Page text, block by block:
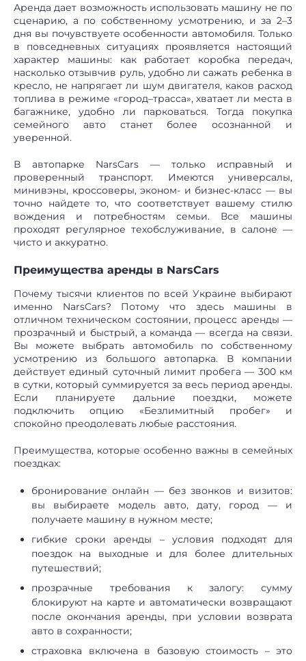
Аренда дает возможность использовать машину не по
сценарию, а по собственному усмотрению, и за 2–3
дня вы почувствуете особенности автомобиля. Только
в повседневных ситуациях проявляется настоящий
характер машины: как работает коробка передач,
насколько отзывчив руль, удобно ли сажать ребенка в
кресло, не напрягает ли шум двигателя, каков расход
топлива в режиме «город–трасса», хватает ли места в
багажнике, удобно ли парковаться. Тогда покупка
семейного авто станет более осознанной и
уверенной.
В автопарке NarsCars — только исправный и
проверенный транспорт. Имеются универсалы,
минивэны, кроссоверы, эконом- и бизнес-класс — вы
точно найдете то, что соответствует вашему стилю
вождения и потребностям семьи. Все машины
проходят регулярное техобслуживание, в салоне —
чисто и аккуратно.
Преимущества аренды в NarsCars
Почему тысячи клиентов по всей Украине выбирают
именно NarsCars? Потому что здесь машины в
отличном техническом состоянии, процесс аренды —
прозрачный и быстрый, а команда — всегда на связи.
Вы можете выбрать автомобиль по собственному
усмотрению из большого автопарка. В компании
действует единый суточный лимит пробега — 300 км
в сутки, который суммируется за весь период аренды.
Если планируете дальние поездки, можете
подключить опцию «Безлимитный пробег» и
спокойно преодолевать любые расстояния.
Преимущества, которые особенно важны в семейных
поездках:
бронирование онлайн — без звонков и визитов:
вы выбираете модель авто, дату, город — и
получаете машину в нужном месте;
гибкие сроки аренды – условия подходят для
поездок на выходные и для более длительных
путешествий;
прозрачные требования к залогу: сумму
блокируют на карте и автоматически возвращают
после окончания аренды, при условии возврата
авто в сохранности;
страховка включена в базовую стоимость – это